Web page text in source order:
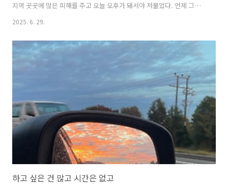
지역 곳곳에 많은 피해를 주고 오늘 오후가 돼서야 저물었다. 언제 그랬
냐는 듯 햇빛이 다시 나는 걸 보니 다행이다 싶으면서도 홍수 피해를 입
가 났던 넬슨은 이번엔 피해가 덜한듯 한데 타즈만과 말보로 지역에서는
모든 학교가 어제 문을 닫고, 심한 곳에서는 대피명령이 떨어질 정도로
피해규모가 큰 홍수였다. 지역 사이를 잇는 다리가 붕괴되고 많은 도로가
통제되어서 어제 넬슨은 거의 고립된 상태였다. 날씨도 그렇지만 수요
일-목요일 차 수리를 맡겨서 집에 꼼짝없이 갇혀있었더니 수/목/금 3일
이 분간이 ..
2025. 6. 29.
하고 싶은 건 많고 시간은 없고